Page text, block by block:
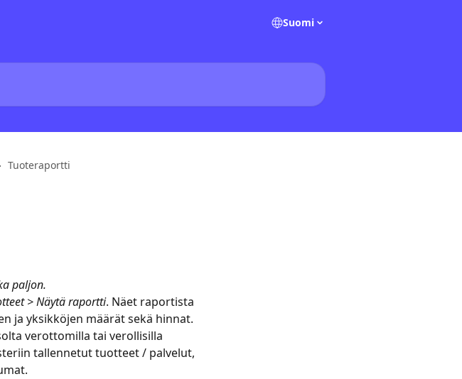
Suomi
Tuoteraportti
paljon.
> Näytä raportti. Näet raportista
ja yksikköjen määrät sekä hinnat.
verottomilla tai verollisilla
tallennetut tuotteet / palvelut,